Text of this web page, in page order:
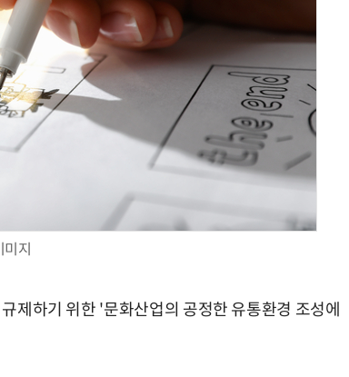
지
제하기 위한 '문화산업의 공정한 유통환경 조성에